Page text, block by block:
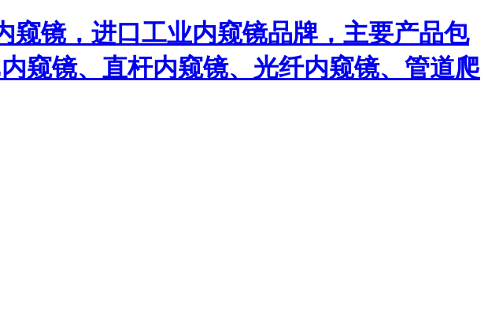
镜，进口工业内窥镜品牌，主要产品包
窥镜、直杆内窥镜、光纤内窥镜、管道爬